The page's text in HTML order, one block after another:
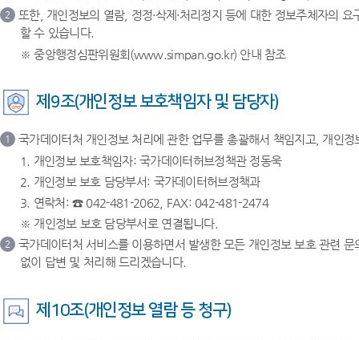
2
또한, 개인정보의 열람, 정정·삭제·처리정지 등에 대한 정보주체자의
할 수 있습니다.
※ 중앙행정심판위원회(www.simpan.go.kr) 안내 참조
제9조(개인정보 보호책임자 및 담당자)
1
국가데이터처 개인정보 처리에 관한 업무를 총괄해서 책임지고, 개인
1. 개인정보 보호책임자: 국가데이터허브정책관 정동욱
2. 개인정보 보호 담당부서: 국가데이터허브정책과
3. 연락처: ☎ 042-481-2062, FAX: 042-481-2474
※ 개인정보 보호 담당부서로 연결됩니다.
2
국가데이터처 서비스를 이용하면서 발생한 모든 개인정보 보호 관련
없이 답변 및 처리해 드리겠습니다.
제10조(개인정보 열람 등 청구)